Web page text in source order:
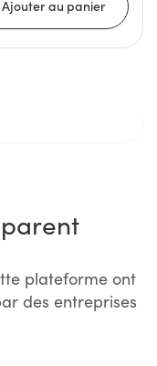
plateforme ont
des entreprises